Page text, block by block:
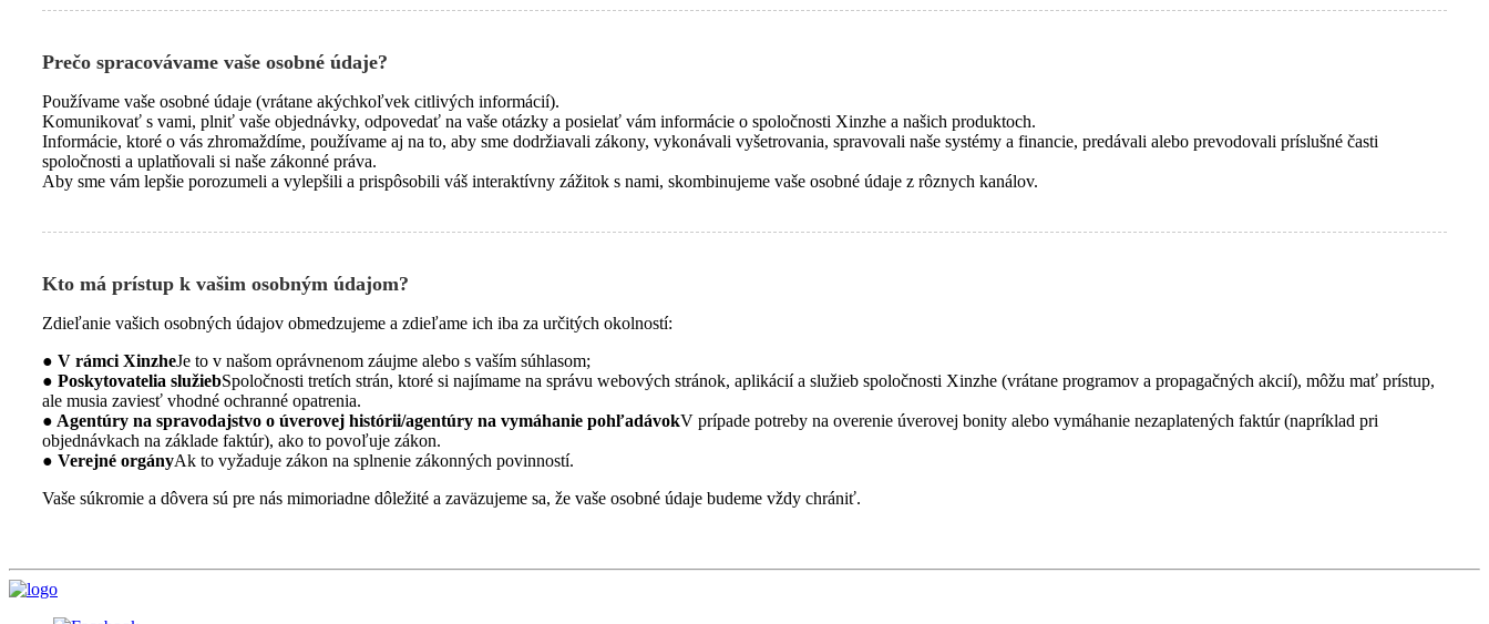
Prečo spracovávame vaše osobné údaje?
Používame vaše osobné údaje (vrátane akýchkoľvek citlivých informácií).
Komunikovať s vami, plniť vaše objednávky, odpovedať na vaše otázky a posielať vám informácie o spoločnosti Xinzhe a našich produktoch.
Informácie, ktoré o vás zhromaždíme, používame aj na to, aby sme dodržiavali zákony, vykonávali vyšetrovania, spravovali naše systémy a financie, predávali alebo prevodovali príslušné časti
spoločnosti a uplatňovali si naše zákonné práva.
Aby sme vám lepšie porozumeli a vylepšili a prispôsobili váš interaktívny zážitok s nami, skombinujeme vaše osobné údaje z rôznych kanálov.
Kto má prístup k vašim osobným údajom?
Zdieľanie vašich osobných údajov obmedzujeme a zdieľame ich iba za určitých okolností:
● V rámci XinzheJe to v našom oprávnenom záujme alebo s vaším súhlasom;
● Poskytovatelia služiebSpoločnosti tretích strán, ktoré si najímame na správu webových stránok, aplikácií a služieb spoločnosti Xinzhe (vrátane programov a propagačných akcií), môžu mať prístup,
ale musia zaviesť vhodné ochranné opatrenia.
● Agentúry na spravodajstvo o úverovej histórii/agentúry na vymáhanie pohľadávokV prípade potreby na overenie úverovej bonity alebo vymáhanie nezaplatených faktúr (napríklad pri
objednávkach na základe faktúr), ako to povoľuje zákon.
● Verejné orgányAk to vyžaduje zákon na splnenie zákonných povinností.
Vaše súkromie a dôvera sú pre nás mimoriadne dôležité a zaväzujeme sa, že vaše osobné údaje budeme vždy chrániť.